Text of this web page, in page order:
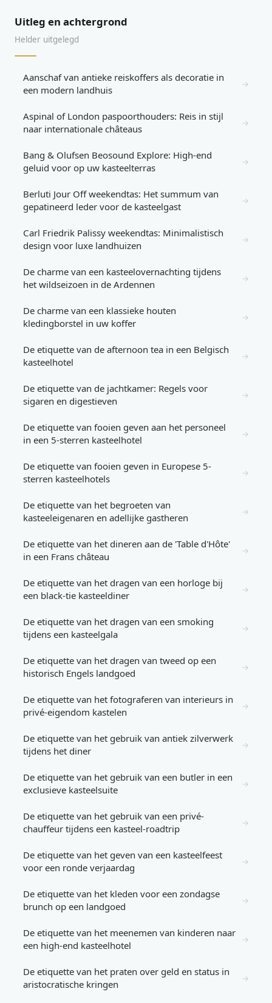
Uitleg en achtergrond
Helder uitgelegd
Aanschaf van antieke reiskoffers als decoratie in
een modern landhuis
→
Aspinal of London paspoorthouders: Reis in stijl
naar internationale châteaus
→
Bang & Olufsen Beosound Explore: High-end
geluid voor op uw kasteelterras
→
Berluti Jour Off weekendtas: Het summum van
gepatineerd leder voor de kasteelgast
→
Carl Friedrik Palissy weekendtas: Minimalistisch
design voor luxe landhuizen
→
De charme van een kasteelovernachting tijdens
het wildseizoen in de Ardennen
→
De charme van een klassieke houten
kledingborstel in uw koffer
→
De etiquette van de afternoon tea in een Belgisch
kasteelhotel
→
De etiquette van de jachtkamer: Regels voor
sigaren en digestieven
→
De etiquette van fooien geven aan het personeel
in een 5-sterren kasteelhotel
→
De etiquette van fooien geven in Europese 5-
sterren kasteelhotels
→
De etiquette van het begroeten van
kasteeleigenaren en adellijke gastheren
→
De etiquette van het dineren aan de 'Table d'Hôte'
in een Frans château
→
De etiquette van het dragen van een horloge bij
een black-tie kasteeldiner
→
De etiquette van het dragen van een smoking
tijdens een kasteelgala
→
De etiquette van het dragen van tweed op een
historisch Engels landgoed
→
De etiquette van het fotograferen van interieurs in
privé-eigendom kastelen
→
De etiquette van het gebruik van antiek zilverwerk
tijdens het diner
→
De etiquette van het gebruik van een butler in een
exclusieve kasteelsuite
→
De etiquette van het gebruik van een privé-
chauffeur tijdens een kasteel-roadtrip
→
De etiquette van het geven van een kasteelfeest
voor een ronde verjaardag
→
De etiquette van het kleden voor een zondagse
brunch op een landgoed
→
De etiquette van het meenemen van kinderen naar
een high-end kasteelhotel
→
De etiquette van het praten over geld en status in
aristocratische kringen
→